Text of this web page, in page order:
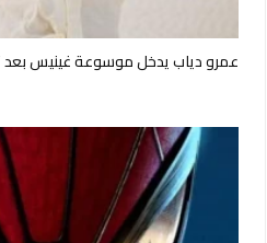
عمرو دياب يدخل موسوعة غينيس بعد